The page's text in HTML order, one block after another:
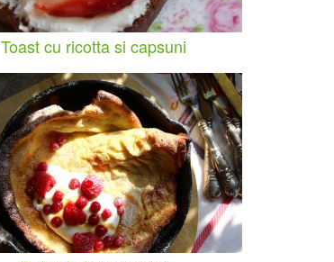
Toast cu ricotta si capsuni